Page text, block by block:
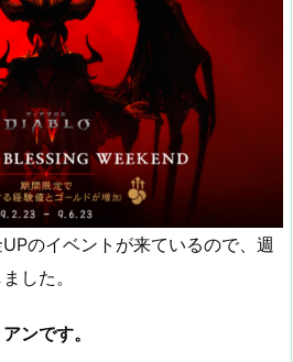
のイベントが来ているので、週
した。
ンです。